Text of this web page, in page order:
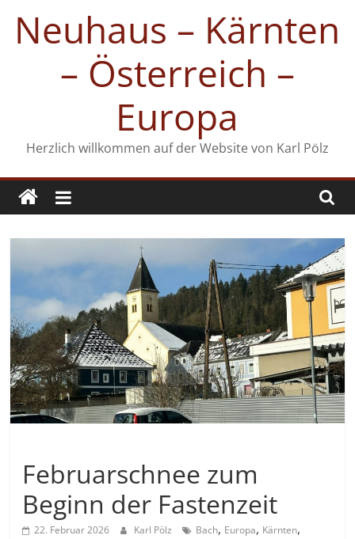
Inhalt
springen
Neuhaus – Kärnten
– Österreich –
Europa
Herzlich willkommen auf der Website von Karl Pölz
Februarschnee zum
Beginn der Fastenzeit
22. Februar 2026 Karl Pölz Bach, Europa, Kärnten,